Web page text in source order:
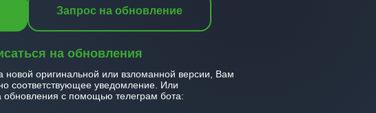
Запрос на обновление
на обновления
новой оригинальной или взломанной версии, Вам
соответствующее уведомление. Или
обновления с помощью телеграм бота: